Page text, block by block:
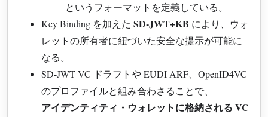
というフォーマットを定義している。
Key Binding を加えた SD-JWT+KB により、ウォ
レットの所有者に紐づいた安全な提示が可能に
なる。
SD-JWT VC ドラフトや EUDI ARF、OpenID4VC
のプロファイルと組み合わさることで、
アイデンティティ・ウォレットに格納される VC